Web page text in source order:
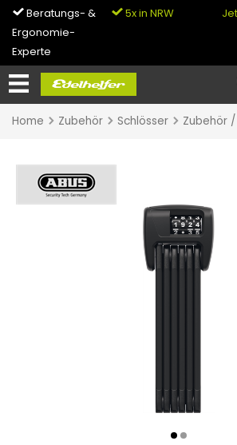
5x in NRW
0% Finanzierung
Home Zubehör Schlösser Zubehör